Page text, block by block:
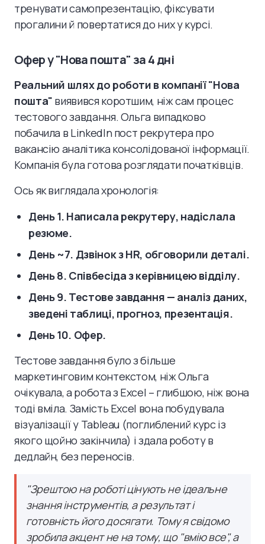
тренувати самопрезентацію, фіксувати
прогалини й повертатися до них у курсі.
Офер у "Нова пошта" за 4 дні
Реальний шлях до роботи в компанії "Нова
пошта" виявився коротшим, ніж сам процес
тестового завдання. Ольга випадково
побачила в LinkedIn пост рекрутера про
вакансію аналітика консолідованої інформації.
Компанія була готова розглядати початківців.
Ось як виглядала хронологія:
День 1. Написала рекрутеру, надіслала
резюме.
День ~7. Дзвінок з HR, обговорили деталі.
День 8. Співбесіда з керівницею відділу.
День 9. Тестове завдання — аналіз даних,
зведені таблиці, прогноз, презентація.
День 10. Офер.
Тестове завдання було з більше
маркетинговим контекстом, ніж Ольга
очікувала, а робота з Excel – глибшою, ніж вона
тоді вміла. Замість Excel вона побудувала
візуалізації у Tableau (поглиблений курс із
якого щойно закінчила) і здала роботу в
дедлайн, без переносів.
"Зрештою на роботі цінують не ідеальне
знання інструментів, а результат і
готовність його досягати. Тому я свідомо
зробила акцент не на тому, що "вмію все", а